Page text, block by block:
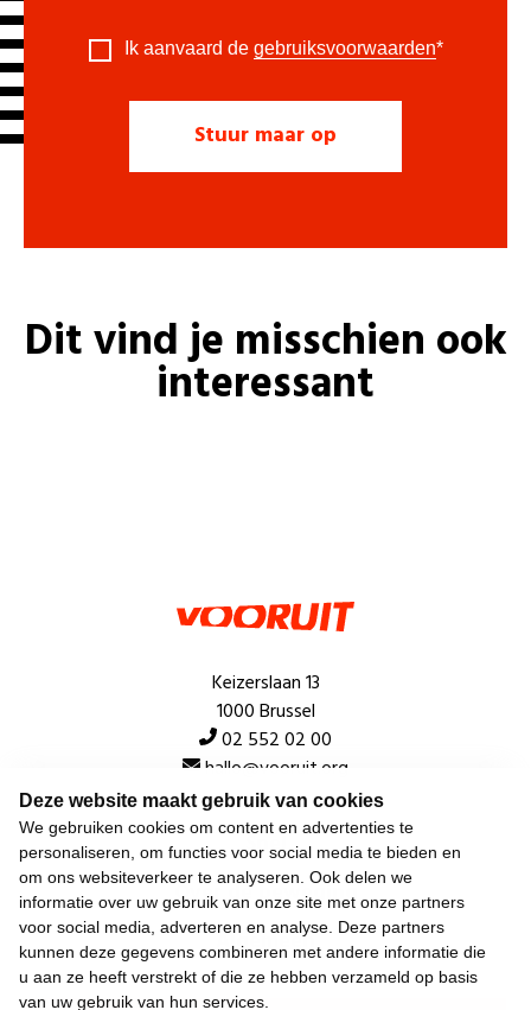
Deze website maakt gebruik van cookies
We gebruiken cookies om content en advertenties te
personaliseren, om functies voor social media te bieden en
om ons websiteverkeer te analyseren. Ook delen we
informatie over uw gebruik van onze site met onze partners
voor social media, adverteren en analyse. Deze partners
kunnen deze gegevens combineren met andere informatie die
u aan ze heeft verstrekt of die ze hebben verzameld op basis
van uw gebruik van hun services.
Ik aanvaard de gebruiksvoorwaarden*
Dit vind je misschien ook
interessant
Keizerslaan 13
1000 Brussel
02 552 02 00
hallo@vooruit.org
Snel
Over de beweging
Algemeen